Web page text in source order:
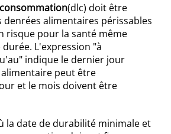
(dlc) doit être
alimentaires périssables
risque pour la santé même
L'expression "à
indique le dernier jour
peut être
et le mois doivent être
la date de durabilité minimale et